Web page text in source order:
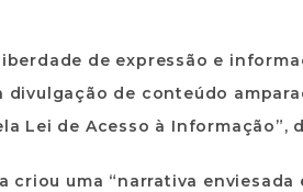
de expressão e
divulgação de conteúdo
Lei de Acesso à Informação”,
criou uma “narrativa